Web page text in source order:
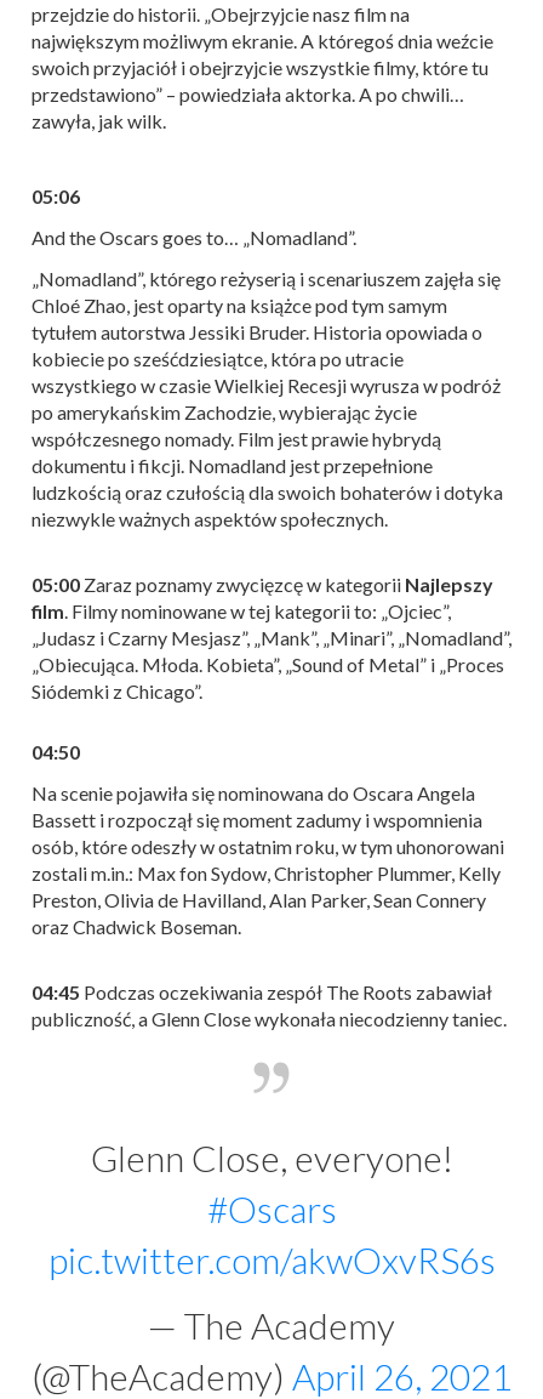
przejdzie do historii. „Obejrzyjcie nasz film na
największym możliwym ekranie. A któregoś dnia weźcie
swoich przyjaciół i obejrzyjcie wszystkie filmy, które tu
przedstawiono” – powiedziała aktorka. A po chwili…
zawyła, jak wilk.
05:06
And the Oscars goes to… „Nomadland”.
„Nomadland”, którego reżyserią i scenariuszem zajęła się
Chloé Zhao, jest oparty na książce pod tym samym
tytułem autorstwa Jessiki Bruder. Historia opowiada o
kobiecie po sześćdziesiątce, która po utracie
wszystkiego w czasie Wielkiej Recesji wyrusza w podróż
po amerykańskim Zachodzie, wybierając życie
współczesnego nomady. Film jest prawie hybrydą
dokumentu i fikcji. Nomadland jest przepełnione
ludzkością oraz czułością dla swoich bohaterów i dotyka
niezwykle ważnych aspektów społecznych.
05:00 Zaraz poznamy zwycięzcę w kategorii Najlepszy
film . Filmy nominowane w tej kategorii to: „Ojciec”,
„Judasz i Czarny Mesjasz”, „Mank”, „Minari”, „Nomadland”,
„Obiecująca. Młoda. Kobieta”, „Sound of Metal” i „Proces
Siódemki z Chicago”.
04:50
Na scenie pojawiła się nominowana do Oscara Angela
Bassett i rozpoczął się moment zadumy i wspomnienia
osób, które odeszły w ostatnim roku, w tym uhonorowani
zostali m.in.: Max fon Sydow, Christopher Plummer, Kelly
Preston, Olivia de Havilland, Alan Parker, Sean Connery
oraz Chadwick Boseman.
04:45 Podczas oczekiwania zespół The Roots zabawiał
publiczność, a Glenn Close wykonała niecodzienny taniec.
Glenn Close, everyone!
#Oscars
pic.twitter.com/akwOxvRS6s
— The Academy
(@TheAcademy) April 26, 2021